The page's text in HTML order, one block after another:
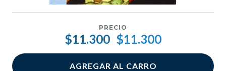
PRECIO
$11.300 $11.300
AGREGAR AL CARRO